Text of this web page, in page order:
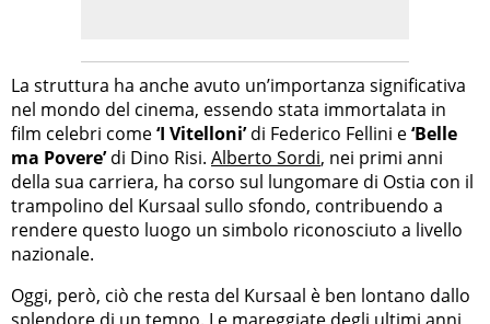
La struttura ha anche avuto un’importanza significativa
nel mondo del cinema, essendo stata immortalata in
film celebri come‘I Vitelloni’di Federico Fellini e‘Belle
ma Povere’di Dino Risi. Alberto Sordi, nei primi anni
della sua carriera, ha corso sul lungomare di Ostia con il
trampolino del Kursaal sullo sfondo, contribuendo a
rendere questo luogo un simbolo riconosciuto a livello
nazionale.
Oggi, però, ciò che resta del Kursaal è ben lontano dallo